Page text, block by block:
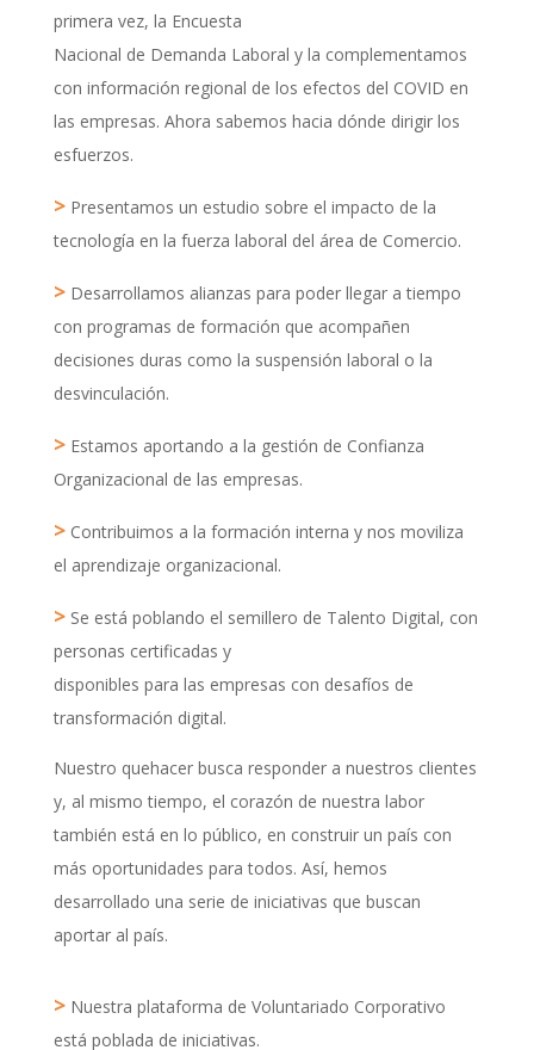
primera vez, la Encuesta
Nacional de Demanda Laboral y la complementamos
con información regional de los efectos del COVID en
las empresas. Ahora sabemos hacia dónde dirigir los
esfuerzos.
>Presentamos un estudio sobre el impacto de la
tecnología en la fuerza laboral del área de Comercio.
>Desarrollamos alianzas para poder llegar a tiempo
con programas de formación que acompañen
decisiones duras como la suspensión laboral o la
desvinculación.
>Estamos aportando a la gestión de Confianza
Organizacional de las empresas.
>Contribuimos a la formación interna y nos moviliza
el aprendizaje organizacional.
>Se está poblando el semillero de Talento Digital, con
personas certificadas y
disponibles para las empresas con desafíos de
transformación digital.
Nuestro quehacer busca responder a nuestros clientes
y, al mismo tiempo, el corazón de nuestra labor
también está en lo público, en construir un país con
más oportunidades para todos. Así, hemos
desarrollado una serie de iniciativas que buscan
aportar al país.
>Nuestra plataforma de Voluntariado Corporativo
está poblada de iniciativas.